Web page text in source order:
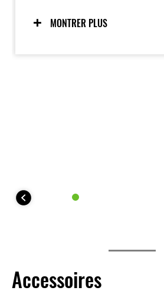
poids/puissance.
MONTRER PLUS
Accessoires